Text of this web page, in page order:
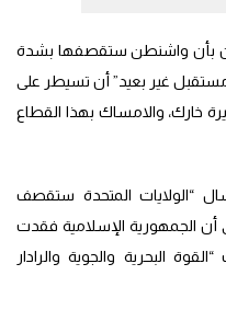
بأن واشنطن ستقصفها بشدة
وتعتزم في “مستقبل غير بعيد” أن تسيطر على
خارك، والامساك بهذا القطاع
“الولايات المتحدة ستقصف
أن الجمهورية الإسلامية فقدت
البحرية والجوية والرادار